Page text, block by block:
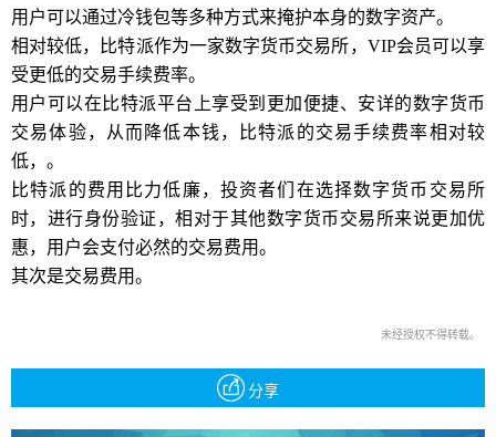
用户可以通过冷钱包等多种方式来掩护本身的数字资产。
相对较低，比特派作为一家数字货币交易所，VIP会员可以享
受更低的交易手续费率。
用户可以在比特派平台上享受到更加便捷、安详的数字货币
交易体验，从而降低本钱，比特派的交易手续费率相对较
低，。
比特派的费用比力低廉，投资者们在选择数字货币交易所
时，进行身份验证，相对于其他数字货币交易所来说更加优
惠，用户会支付必然的交易费用。
其次是交易费用。
未经授权不得转载。
分享